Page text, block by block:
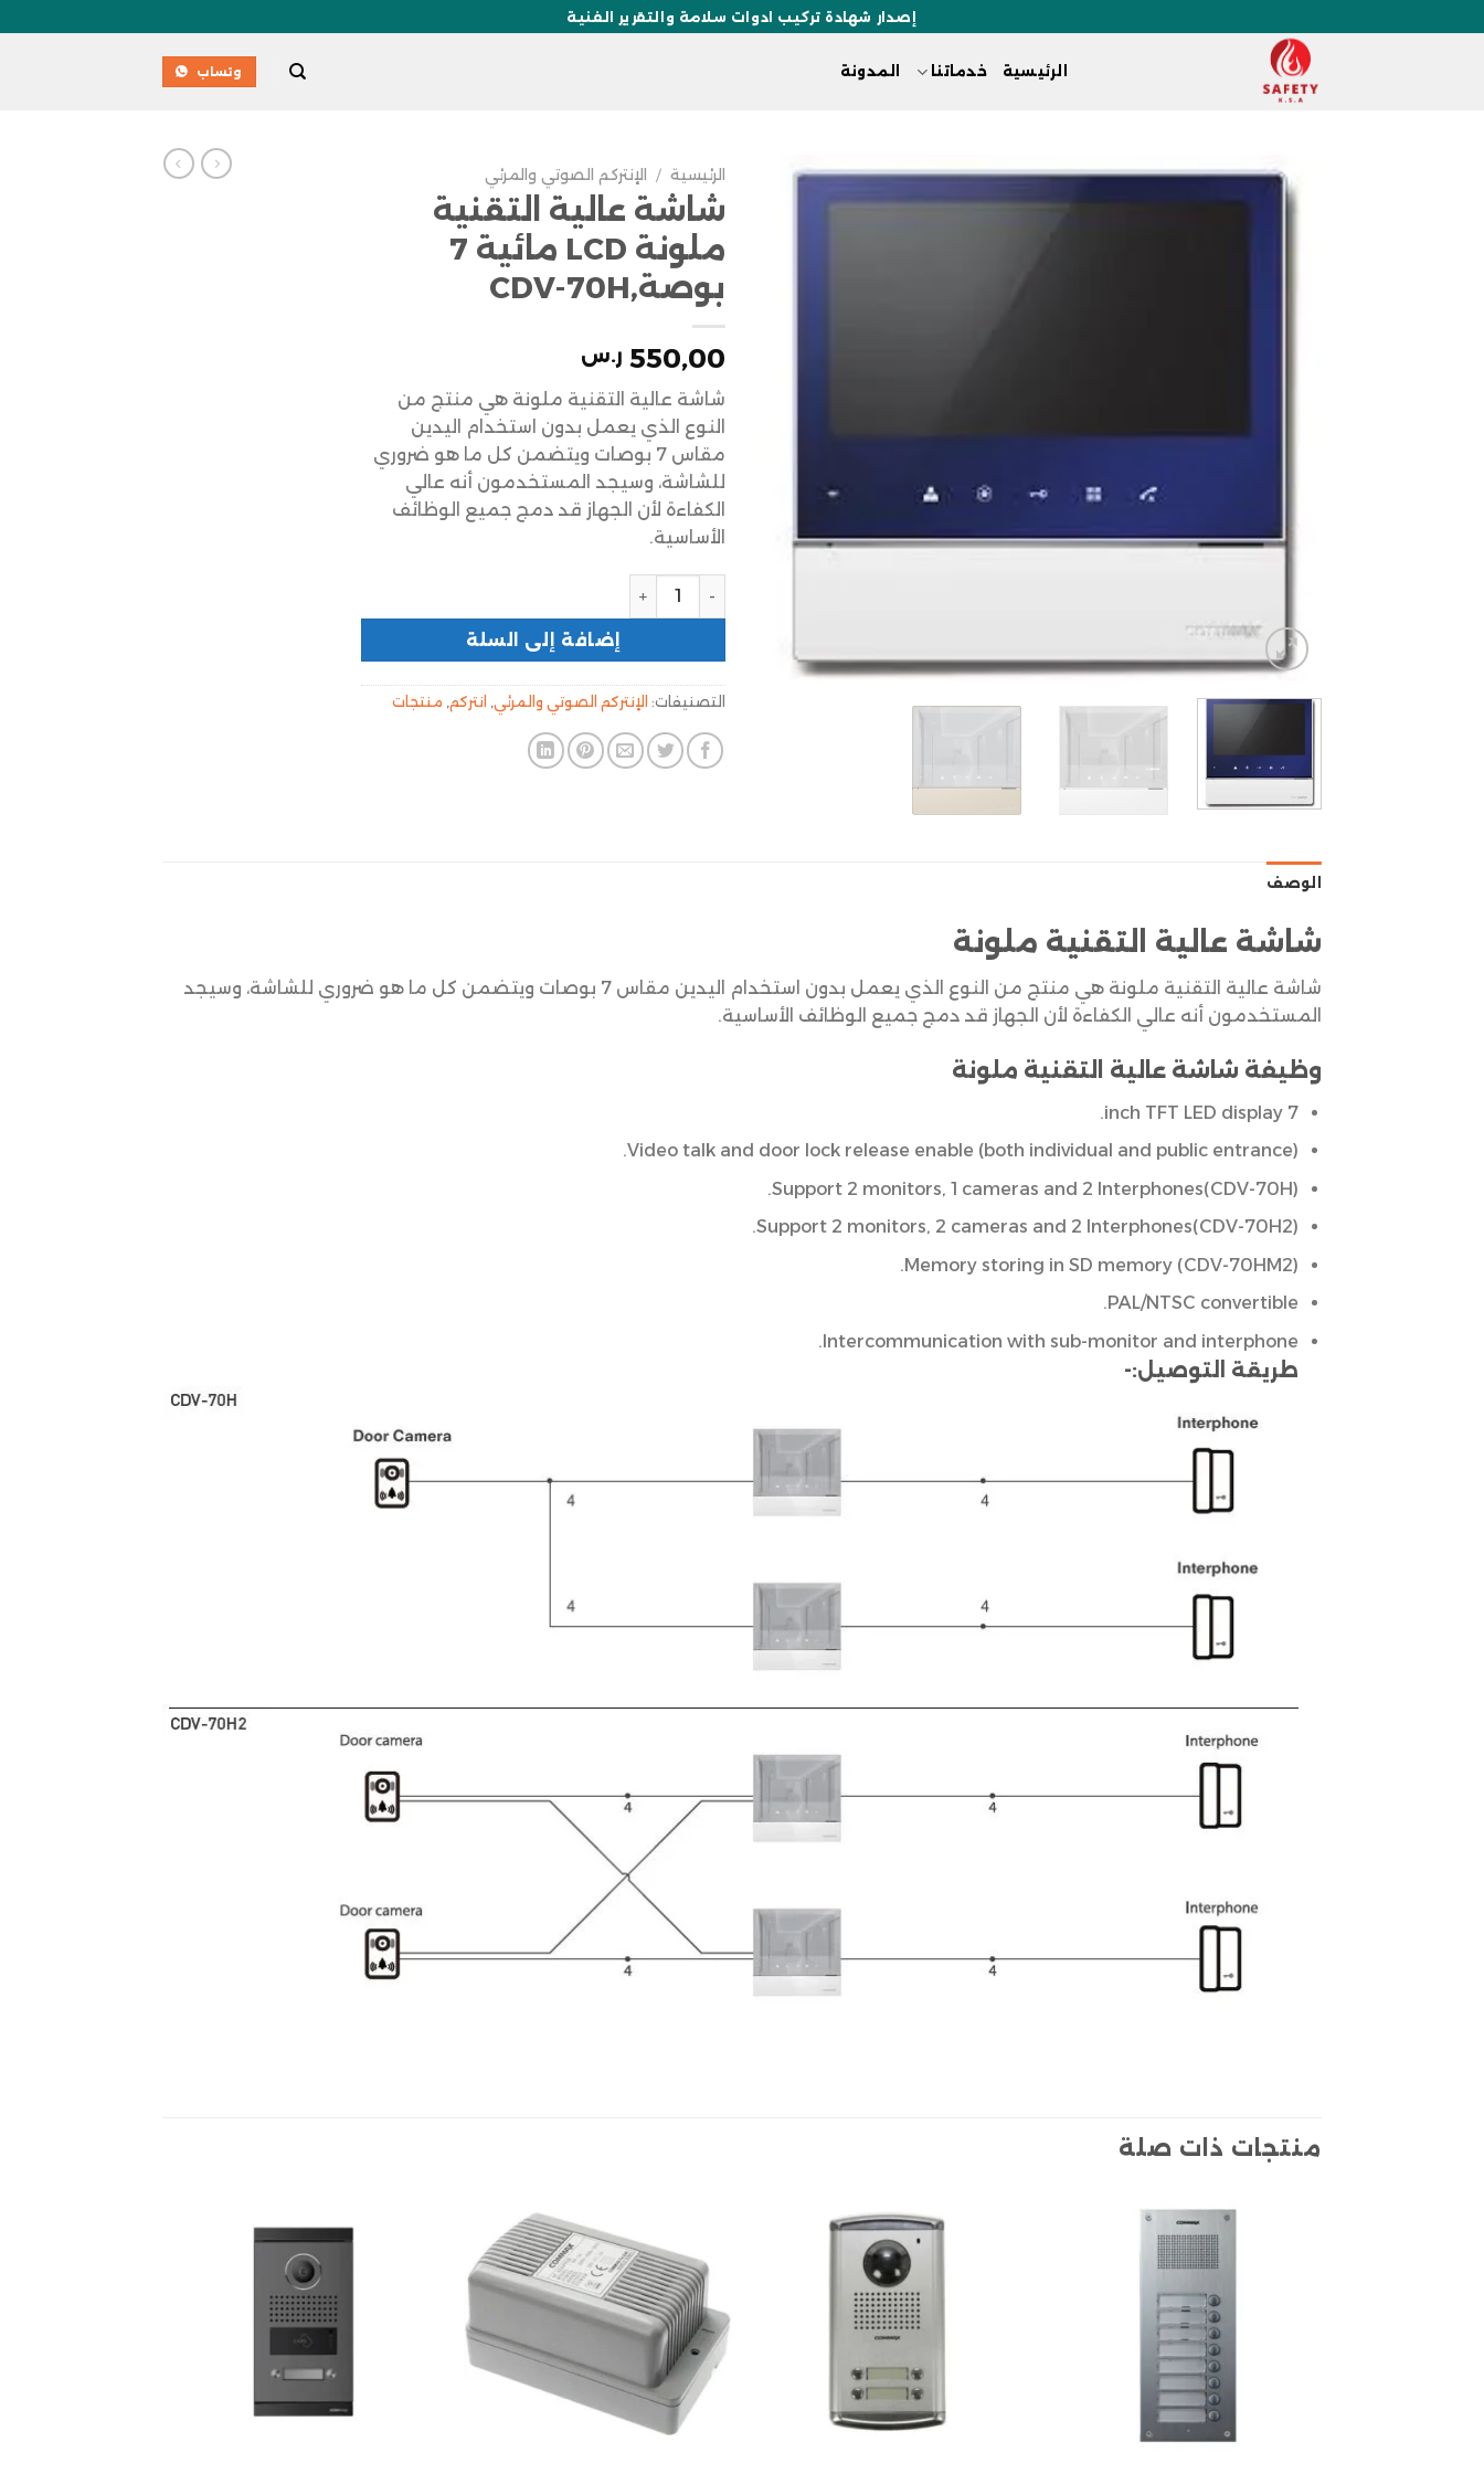
إصدار شهادة تركيب ادوات سلامة والتقرير الفنية
الرئيسية خدماتنا المدونة وتساب
الرئيسية / الإنتركم الصوتي والمرئي
شاشة عالية التقنية
ملونة LCD مائية 7
بوصة,CDV-70H
550,00 ر.س
شاشة عالية التقنية ملونة هي منتج من
النوع الذي يعمل بدون استخدام اليدين
مقاس 7 بوصات ويتضمن كل ما هو ضروري
للشاشة، وسيجد المستخدمون أنه عالي
الكفاءة لأن الجهاز قد دمج جميع الوظائف
الأساسية.
إضافة إلى السلة
التصنيفات: الإنتركم الصوتي والمرئي انتركم منتجات
الوصف
شاشة عالية التقنية ملونة
شاشة عالية التقنية ملونة هي منتج من النوع الذي يعمل بدون استخدام اليدين مقاس 7 بوصات ويتضمن كل ما هو ضروري للشاشة، وسيجد
المستخدمون أنه عالي الكفاءة لأن الجهاز قد دمج جميع الوظائف الأساسية.
وظيفة شاشة عالية التقنية ملونة
7 inch TFT LED display.
Video talk and door lock release enable (both individual and public entrance).
Support 2 monitors, 1 cameras and 2 Interphones(CDV-70H).
Support 2 monitors, 2 cameras and 2 Interphones(CDV-70H2).
Memory storing in SD memory (CDV-70HM2).
PAL/NTSC convertible.
Intercommunication with sub-monitor and interphone.
طريقة التوصيل:-
منتجات ذات صلة